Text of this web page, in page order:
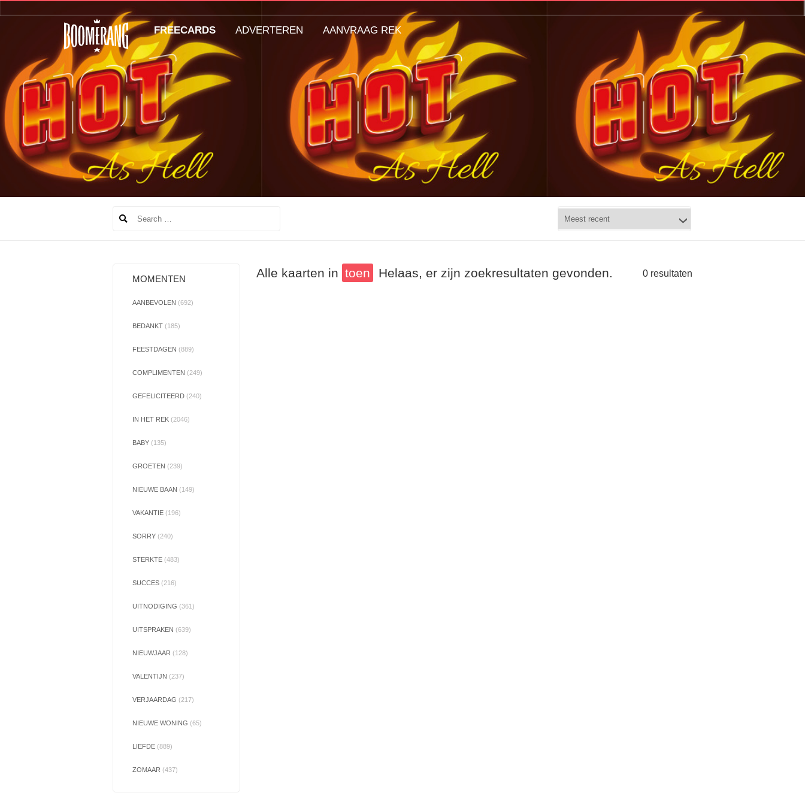
MOMENTEN
AANBEVOLEN (692)
BEDANKT (185)
FEESTDAGEN (889)
COMPLIMENTEN (249)
GEFELICITEERD (240)
IN HET REK (2046)
BABY (135)
GROETEN (239)
NIEUWE BAAN (149)
VAKANTIE (196)
SORRY (240)
STERKTE (483)
SUCCES (216)
UITNODIGING (361)
UITSPRAKEN (639)
NIEUWJAAR (128)
VALENTIJN (237)
VERJAARDAG (217)
NIEUWE WONING (65)
LIEFDE (889)
ZOMAAR (437)
Alle kaarten in toen 0 resultaten
Helaas, er zijn zoekresultaten gevonden.
FREECARDS ADVERTEREN AANVRAAG REK